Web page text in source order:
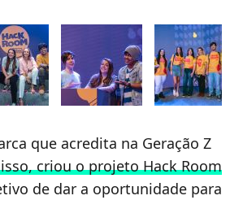
que acredita na Geração Z
criou o projeto Hack Room
de dar a oportunidade para